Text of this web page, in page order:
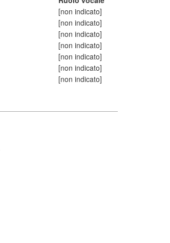
[non indicato]
[non indicato]
[non indicato]
[non indicato]
[non indicato]
[non indicato]
[non indicato]